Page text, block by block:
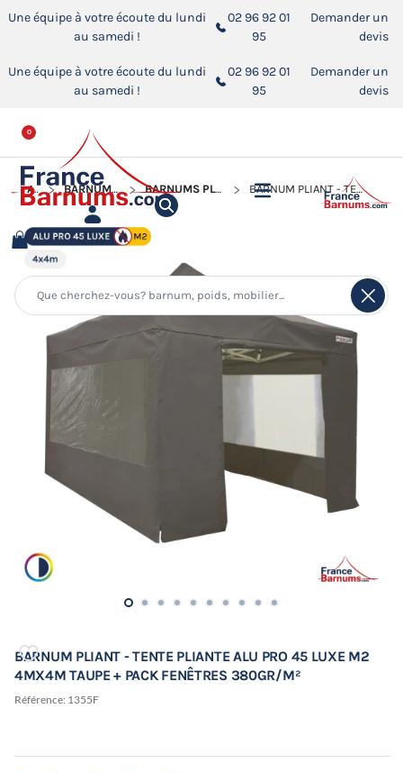
Une équipe à votre écoute du lundi
au samedi !
02 96 92 01
95
Demander un
devis
Une équipe à votre écoute du lundi
au samedi !
02 96 92 01
95
Demander un
devis
0
ACCUEIL BARNUMS PLIANTS ALUMINIUM PRO 45 LUXE M2 BARNUMS PLIANTS ALUMINIUM PRO 45 LUXE M2 AVEC FENÊTRES BARNUM PLIANT - TENTE PLIANTE ALU PRO 45 LUXE M2 4MX4M TAUPE + PACK FENÊTRES 380GR/M²
BARNUM PLIANT - TENTE PLIANTE ALU PRO 45 LUXE M2
4MX4M TAUPE + PACK FENÊTRES 380GR/M²
Référence: 1355F